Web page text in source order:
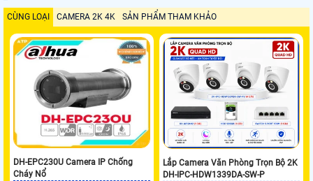
CÙNG LOẠI CAMERA 2K 4K SẢN PHẨM THAM KHẢO
DH-EPC230U Camera IP Chống
Cháy Nổ
Lắp Camera Văn Phòng Trọn Bộ 2K
DH-IPC-HDW1339DA-SW-P